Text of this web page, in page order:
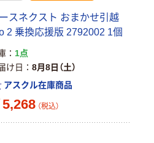
スネクスト おまかせ引越
2 乗換応援版 2792002 1個
1点
け日
8月8日（土）
アスクル在庫商品
5,268 （税込）